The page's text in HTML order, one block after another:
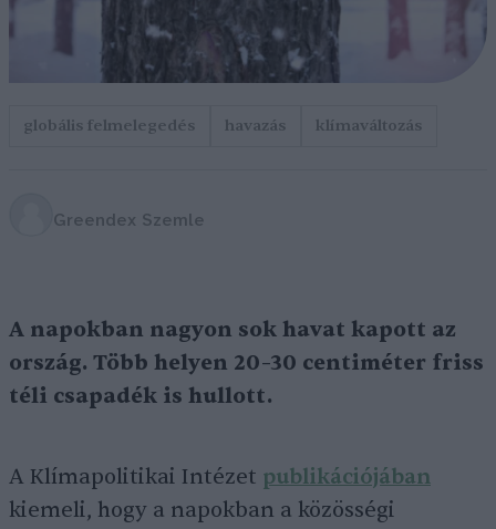
globális felmelegedés havazás klímaváltozás
Greendex Szemle
A napokban nagyon sok havat kapott az
ország. Több helyen 20–30 centiméter friss
téli csapadék is hullott.
A Klímapolitikai Intézet publikációjában
kiemeli, hogy a napokban a közösségi